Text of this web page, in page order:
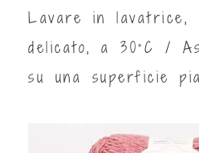
Lavare in lavatrice,
delicato, a 30°C /
su una superficie